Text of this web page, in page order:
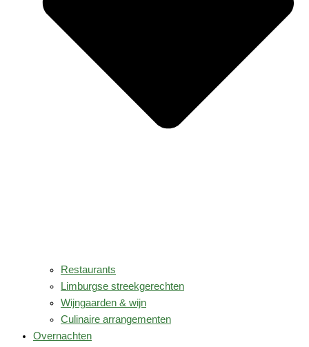
Restaurants
Limburgse streekgerechten
Wijngaarden & wijn
Culinaire arrangementen
Overnachten